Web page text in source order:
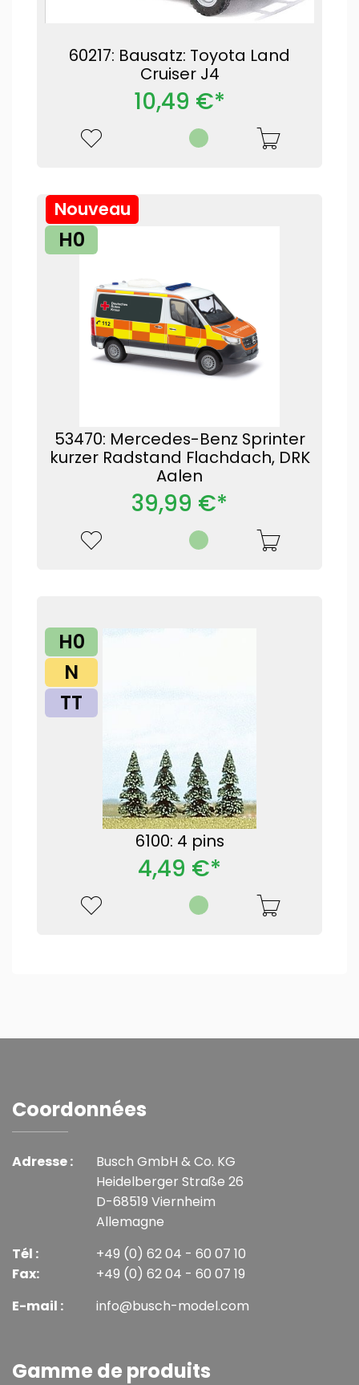
60217: Bausatz: Toyota Land
Cruiser J4
10,49 €*
H0
53470: Mercedes-Benz Sprinter
kurzer Radstand Flachdach, DRK
Aalen
Nouveau
39,99 €*
H0
N
TT
6100: 4 pins
4,49 €*
Coordonnées
Adresse :
Busch GmbH & Co. KG
Heidelberger Straße 26
D-68519 Viernheim
Allemagne
Tél :
Fax:
+49 (0) 62 04 - 60 07 10
+49 (0) 62 04 - 60 07 19
E-mail :
info@busch-model.com
Gamme de produits